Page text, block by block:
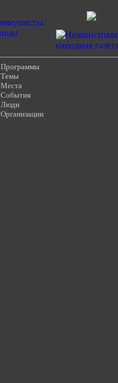
Программы
Темы
Места
События
Люди
Организации